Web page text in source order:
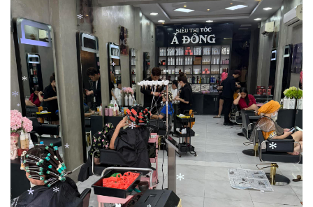
*
*
*
*
*
*
*
*
*